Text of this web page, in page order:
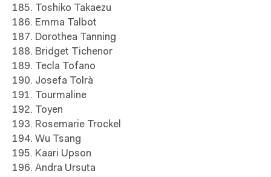
185. Toshiko Takaezu
186. Emma Talbot
187. Dorothea Tanning
188. Bridget Tichenor
189. Tecla Tofano
190. Josefa Tolrà
191. Tourmaline
192. Toyen
193. Rosemarie Trockel
194. Wu Tsang
195. Kaari Upson
196. Andra Ursuta